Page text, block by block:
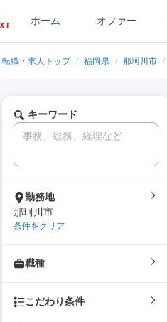
ホーム オファー
転職・求人トップ / 福岡県 / 那珂川市 /
キーワード
勤務地
那珂川市
条件をクリア
職種
こだわり条件